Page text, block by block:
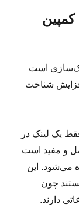
است
شناخت
یک لینک در
و مفید است
می‌شود. این
چون
دارند.